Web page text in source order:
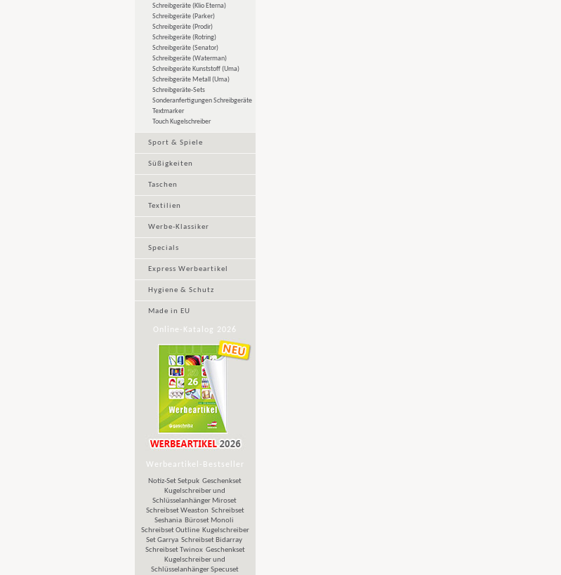
Schreibgeräte (Klio Eterna)
Schreibgeräte (Parker)
Schreibgeräte (Prodir)
Schreibgeräte (Rotring)
Schreibgeräte (Senator)
Schreibgeräte (Waterman)
Schreibgeräte Kunststoff (Uma)
Schreibgeräte Metall (Uma)
Schreibgeräte-Sets
Sonderanfertigungen Schreibgeräte
Textmarker
Touch Kugelschreiber
Sport & Spiele
Süßigkeiten
Taschen
Textilien
Werbe-Klassiker
Specials
Express Werbeartikel
Hygiene & Schutz
Made in EU
Online-Katalog 2026
Werbeartikel-Bestseller
Notiz-Set Setpuk Geschenkset
Kugelschreiber und
Schlüsselanhänger Miroset
Schreibset Weaston Schreibset
Seshania Büroset Monoli
Schreibset Outline Kugelschreiber
Set Garrya Schreibset Bidarray
Schreibset Twinox Geschenkset
Kugelschreiber und
Schlüsselanhänger Specuset